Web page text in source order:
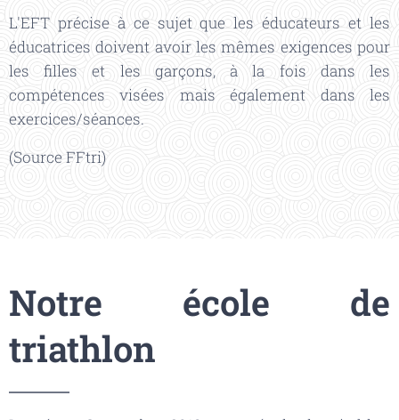
L'EFT précise à ce sujet que les éducateurs et les
éducatrices doivent avoir les mêmes exigences pour
les filles et les garçons, à la fois dans les
compétences visées mais également dans les
exercices/séances.
(Source FFtri)
Notre école de
triathlon